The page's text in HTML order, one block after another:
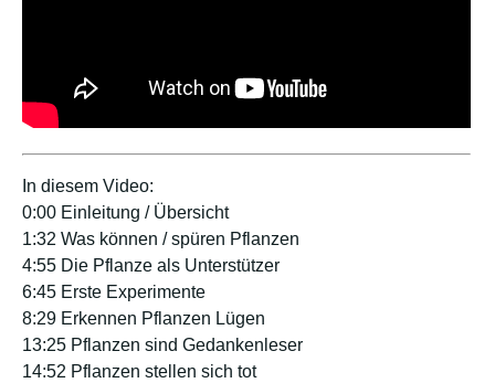
In diesem Video:
0:00 Einleitung / Übersicht
1:32 Was können / spüren Pflanzen
4:55 Die Pflanze als Unterstützer
6:45 Erste Experimente
8:29 Erkennen Pflanzen Lügen
13:25 Pflanzen sind Gedankenleser
14:52 Pflanzen stellen sich tot